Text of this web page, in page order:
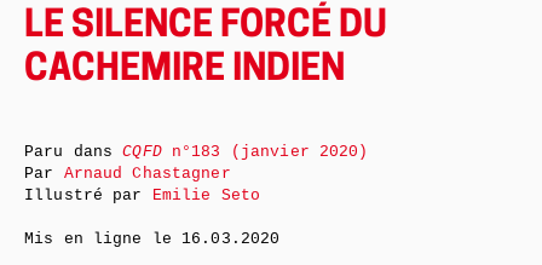
LE SILENCE FORCÉ DU
CACHEMIRE INDIEN
Paru dansCQFDn°183 (janvier 2020)
Par Arnaud Chastagner
Illustré par Emilie Seto
Mis en ligne le 16.03.2020